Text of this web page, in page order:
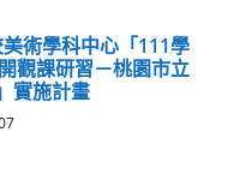
術學科中心「111學
觀課研習－桃園市立
實施計畫